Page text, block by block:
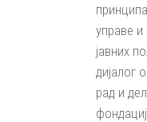
управе
јавних
дијалог
рад и